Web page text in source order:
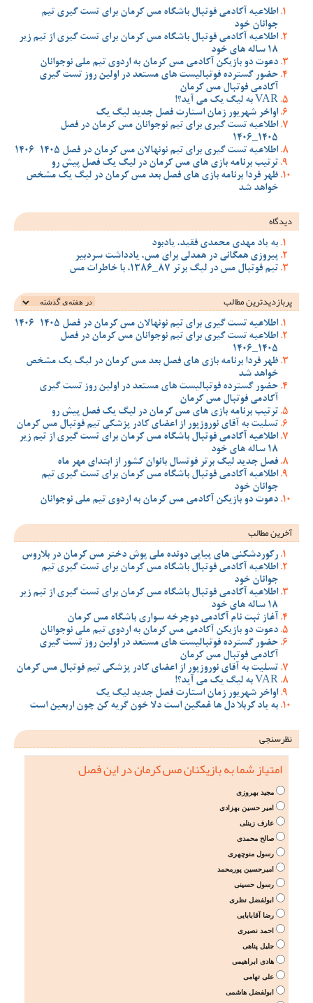
اطلاعیه آکادمی فوتبال باشگاه مس کرمان برای تست گیری تیم
جوانان خود
اطلاعیه آکادمی فوتبال باشگاه مس کرمان برای تست گیری از تیم زیر
18 ساله های خود
دعوت دو بازیکن آکادمی مس کرمان به اردوی تیم ملی نوجوانان
حضور گسترده فوتبالیست های مستعد در اولین روز تست گیری
آکادمی فوتبال مس کرمان
VAR به لیگ یک می آید؟!
اواخر شهریور زمان استارت فصل جدید لیگ یک
اطلاعیه تست گیری برای تیم نوجوانان مس کرمان در فصل
1405_1406
اطلاعیه تست گیری برای تیم نونهالان مس کرمان در فصل 1405-1406
ترتیب برنامه بازی های مس کرمان در لیگ یک فصل پیش رو
ظهر فردا برنامه بازی های فصل بعد مس کرمان در لیگ یک مشخص
خواهد شد
دیدگاه
به یاد مهدی محمدی فقید، یادبود
پیروزی همگانی در همدلی برای مس، یادداشت سردبیر
تیم فوتبال مس در لیگ برتر 87_1386، با خاطرات مس
پربازدیدترین‌ مطالب
اطلاعیه تست گیری برای تیم نونهالان مس کرمان در فصل 1405-1406
اطلاعیه تست گیری برای تیم نوجوانان مس کرمان در فصل
1405_1406
ظهر فردا برنامه بازی های فصل بعد مس کرمان در لیگ یک مشخص
خواهد شد
حضور گسترده فوتبالیست های مستعد در اولین روز تست گیری
آکادمی فوتبال مس کرمان
ترتیب برنامه بازی های مس کرمان در لیگ یک فصل پیش رو
تسلیت به آقای نوروزپور از اعضای کادر پزشکی تیم فوتبال مس کرمان
اطلاعیه آکادمی فوتبال باشگاه مس کرمان برای تست گیری از تیم زیر
18 ساله های خود
فصل جدید لیگ برتر فوتسال بانوان کشور از ابتدای مهر ماه
اطلاعیه آکادمی فوتبال باشگاه مس کرمان برای تست گیری تیم
جوانان خود
دعوت دو بازیکن آکادمی مس کرمان به اردوی تیم ملی نوجوانان
آخرین مطالب
رکوردشکنی های پیاپی دونده ملی پوش دختر مس کرمان در بلاروس
اطلاعیه آکادمی فوتبال باشگاه مس کرمان برای تست گیری تیم
جوانان خود
اطلاعیه آکادمی فوتبال باشگاه مس کرمان برای تست گیری از تیم زیر
18 ساله های خود
آغاز ثبت نام آکادمی دوچرخه سواری باشگاه مس کرمان
دعوت دو بازیکن آکادمی مس کرمان به اردوی تیم ملی نوجوانان
حضور گسترده فوتبالیست های مستعد در اولین روز تست گیری
آکادمی فوتبال مس کرمان
تسلیت به آقای نوروزپور از اعضای کادر پزشکی تیم فوتبال مس کرمان
VAR به لیگ یک می آید؟!
اواخر شهریور زمان استارت فصل جدید لیگ یک
به یاد کربلا دل ها غمگین است دلا خون گریه کن چون اربعین است
نظرسنجی
امتیاز شما به بازیکنان مس کرمان در این فصل
مجید بهروزی
امیر حسین بهزادی
عارف زینلی
صالح محمدی
رسول منوچهری
امیرحسین پورمحمد
رسول حسینی
ابولفضل نظری
رضا آقابابایی
احمد نصیری
جلیل پناهی
هادی ابراهیمی
علی تهامی
ابولفضل هاشمی